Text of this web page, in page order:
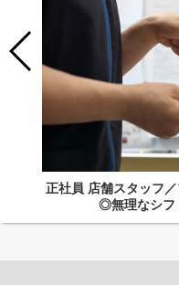
正社員 店舗スタッフ
◎無理なシフ